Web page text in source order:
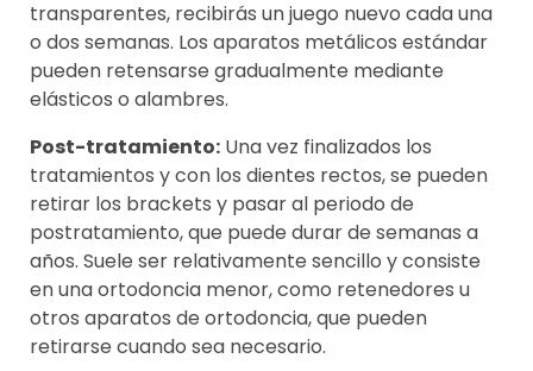
transparentes, recibirás un juego nuevo cada una
o dos semanas. Los aparatos metálicos estándar
pueden retensarse gradualmente mediante
elásticos o alambres.
Post-tratamiento: Una vez finalizados los
tratamientos y con los dientes rectos, se pueden
retirar los brackets y pasar al periodo de
postratamiento, que puede durar de semanas a
años. Suele ser relativamente sencillo y consiste
en una ortodoncia menor, como retenedores u
otros aparatos de ortodoncia, que pueden
retirarse cuando sea necesario.